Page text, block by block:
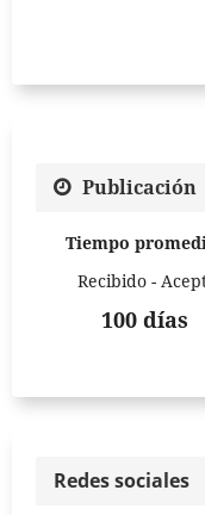
Publicación
Tiempo
Recibido -
100 días
Redes sociales